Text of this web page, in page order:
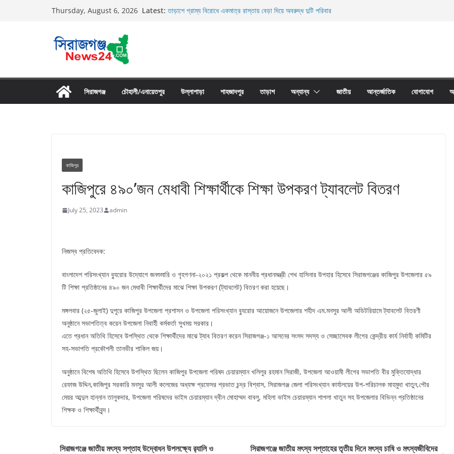
Thursday, August 6, 2026 Latest: তাড়াশে গ্রাম্য বিরোধে একমাত্র রাস্তায় বেড়া দিয়ে অবরুদ্ধ দুটি পরিবার
সিরাজগঞ্জ চৌহালী/এনায়েতপুর উল্লাপাড়া শাহজাদপুর তাড়াশ অন্যান্য জাতীয় আন্তর্জাতিক যোগাযোগ
কাজিপুর
কাজিপুরে ৪৯০’জন মেধাবী শিক্ষার্থীকে শিক্ষা উপকরণ ট্যাবলেট বিতরণ
July 25, 2023 admin
নিজস্ব প্রতিবেদক:
বাংলাদেশ পরিসংখ্যান ব্যুরোর উদ্যোগে জনশুমারি ও গৃহগণনা-২০২১ প্রকল্প থেকে মাননীয় প্রধানমন্ত্রী শেখ হাসিনার উপহার হিসেবে সিরাজগঞ্জের কাজিপুর উপজেলার ৫৯
টি শিক্ষা প্রতিষ্ঠানের ৪৯০ জন মেধাবী শিক্ষার্থীদের মাঝে শিক্ষা উপকরণ (ট্যাবলেট) বিতরণ করা হয়েছে।
মঙ্গলবার (২৫-জুলাই) দুপুরে কাজিপুর উপজেলা প্রশাসন ও উপজেলা পরিসংখ্যান ব্যুরোর আয়োজনে উপজেলার শহীদ এম.মনসুর আলী অডিটরিয়ামে ট্যাবলেট বিতরণী
অনুষ্ঠানে সভাপতিত্ব করেন উপজেলা নিবার্হী কর্মকর্তা সুখময় সরকার।
এতে প্রধান অতিথি হিসেবে উপস্থিত থেকে শিক্ষার্থীদের মাঝে ট্যাব বিতরণ করেন সিরাজগঞ্জ-১ আসনের সংসদ সদস্য ও সেচ্ছাসেবক লীগের কেন্দ্রীয় কার্য নির্বাহী কমিটির
সহ-সভাপতি প্রকৌশলী তানভীর শাকিল জয়।
অনুষ্ঠানে বিশেষ অতিথি হিসেবে উপস্থিত ছিলেন কাজিপুর উপজেলা পরিষদ চেয়ারম্যান খলিলুর রহমান সিরাজী, উপজেলা আওয়ামী লীগের সভাপতি বীর মুক্তিযোদ্ধার
রেফাজ উদ্দিন,কাজিপুর সরকারি মনসুর আলী কলেজের অধ্যক্ষ প্রফেসর প্রভাত চন্দ্র বিশ্বাস, সিরাজগঞ্জ জেলা পরিসংখ্যান কার্যালয়ের উপ-পরিচালক মাহমুদা খাতুন,পৌর
মেয়র আব্দুল হান্নান তালুকদার, উপজেলা পরিষদের ভাইস চেয়ারম্যান দ্বীন মোহাম্মদ বাবলু, মহিলা ভাইস চেয়ারম্যান শাপলা খাতুন সহ উপজেলার বিভিন্ন প্রতিষ্ঠানের
শিক্ষক ও শিক্ষার্থীবৃন্দ।
সিরাজগঞ্জে জাতীয় মৎস্য সপ্তাহ উদ্বোধন উপলক্ষ্যে র‍্যালি ও
সিরাজগঞ্জে জাতীয় মৎস্য সপ্তাহের তৃতীয় দিনে মৎস্য চাষি ও মৎস্যজীবিদের